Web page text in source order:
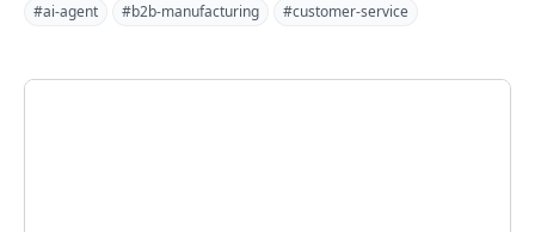
#ai-agent #b2b-manufacturing #customer-service